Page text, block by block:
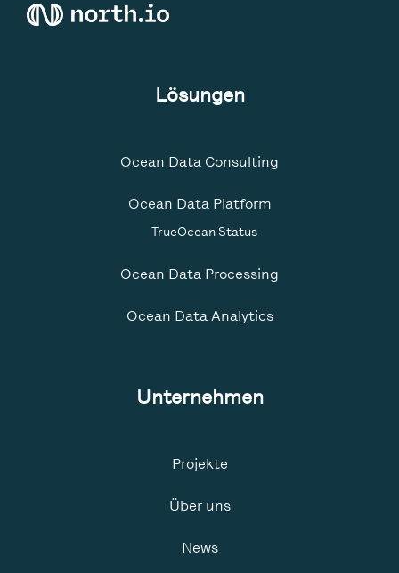
Lösungen
Ocean Data Consulting
Ocean Data Platform
TrueOcean Status
Ocean Data Processing
Ocean Data Analytics
Unternehmen
Projekte
Über uns
News